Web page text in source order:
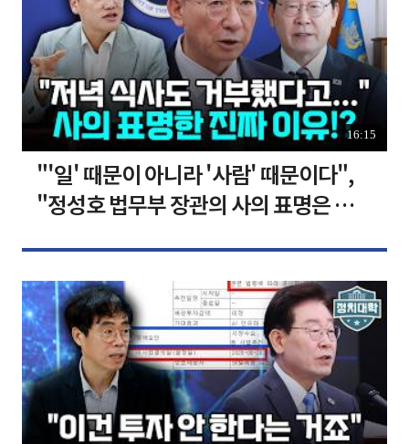
16:15
"'일' 때문이 아니라 '사람' 때문이다",
"정성호 법무부 장관의 사의 표명은 이재